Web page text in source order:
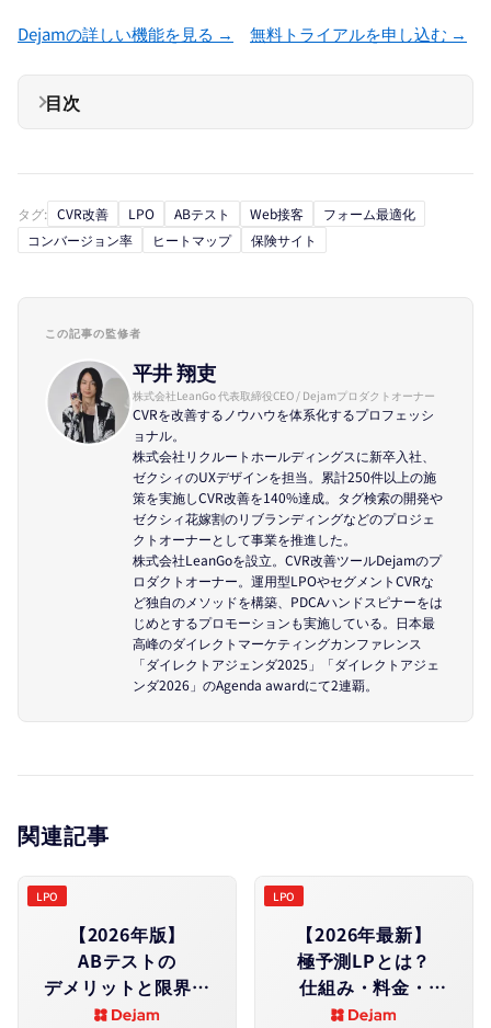
Dejamの詳しい機能を見る → 無料トライアルを申し込む →
目次
タグ: CVR改善 LPO ABテスト Web接客
フォーム最適化
コンバージョン率
ヒートマップ 保険サイト
この記事の監修者
平井 翔吏
株式会社LeanGo 代表取締役CEO / Dejamプロダクトオーナー
CVRを改善するノウハウを体系化するプロフェッシ
ョナル。
株式会社リクルートホールディングスに新卒入社、
ゼクシィのUXデザインを担当。累計250件以上の施
策を実施しCVR改善を140%達成。タグ検索の開発や
ゼクシィ花嫁割のリブランディングなどのプロジェ
クトオーナーとして事業を推進した。
株式会社LeanGoを設立。CVR改善ツールDejamのプ
ロダクトオーナー。運用型LPOやセグメントCVRな
ど独自のメソッドを構築、PDCAハンドスピナーをは
じめとするプロモーションも実施している。日本最
高峰のダイレクトマーケティングカンファレンス
「ダイレクトアジェンダ2025」「ダイレクトアジェ
ンダ2026」のAgenda awardにて2連覇。
関連記事
【2026年版】
ABテストの​
デメリットと​限界​｜
やめと​
LPO
【2026年最新】
極予測LPとは？​
仕組み・料金・
効果を​徹底解説｜
LPO